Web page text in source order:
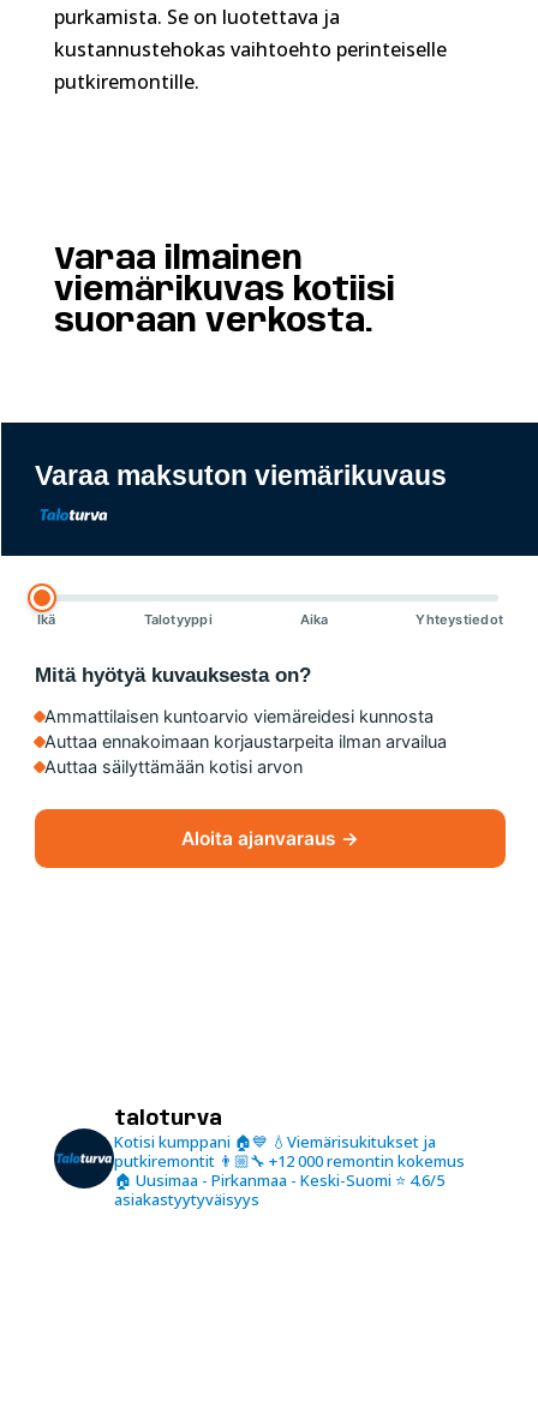
purkamista. Se on luotettava ja
kustannustehokas vaihtoehto perinteiselle
putkiremontille.
Varaa ilmainen
viemärikuvas kotiisi
suoraan verkosta.
Varaa maksuton viemärikuvaus
Ikä Talotyyppi Aika Yhteystiedot
Mitä hyötyä kuvauksesta on?
Ammattilaisen kuntoarvio viemäreidesi kunnosta
Auttaa ennakoimaan korjaustarpeita ilman arvailua
Auttaa säilyttämään kotisi arvon
Aloita ajanvaraus →
taloturva
Kotisi kumppani 🏠💙 💧Viemärisukitukset ja
putkiremontit👨🏼‍🔧 +12 000 remontin kokemus
🏠 Uusimaa - Pirkanmaa - Keski-Suomi ⭐️ 4.6/5
asiakastyytyväisyys